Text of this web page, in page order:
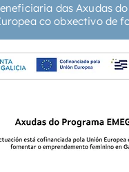
das Axudas
co obxectivo de